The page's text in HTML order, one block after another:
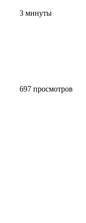
3 минуты
697 просмотров